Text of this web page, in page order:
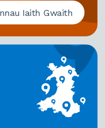
Iaith Gwaith